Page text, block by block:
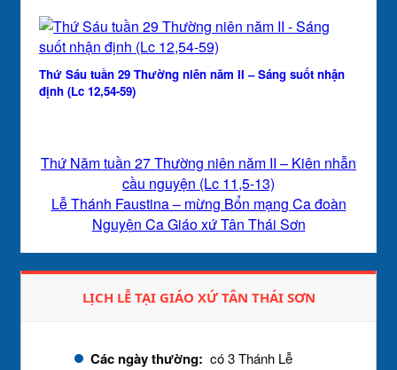
Thứ Sáu tuần 29 Thường niên năm II – Sáng suốt nhận
định (Lc 12,54-59)
Thứ Năm tuần 27 Thường niên năm II – Kiên nhẫn
cầu nguyện (Lc 11,5-13)
Lễ Thánh Faustina – mừng Bổn mạng Ca đoàn
Nguyện Ca Giáo xứ Tân Thái Sơn
LỊCH LỄ TẠI GIÁO XỨ TÂN THÁI SƠN
Các ngày thường: có 3 Thánh Lễ